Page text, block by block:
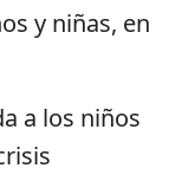
y niñas, en
a los niños